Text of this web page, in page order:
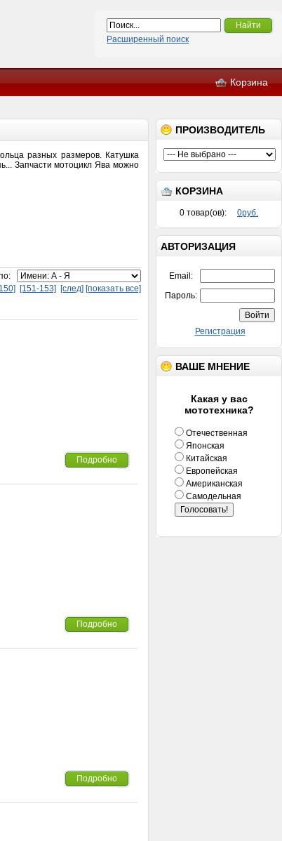
Найти
Расширенный поиск
Корзина
ПРОИЗВОДИТЕЛЬ
КОРЗИНА
0 товар(ов): 0руб.
АВТОРИЗАЦИЯ
Email:
Пароль:
Регистрация
ВАШЕ МНЕНИЕ
Какая у вас
мототехника?
Отечественная
Японская
Китайская
Европейская
Американская
Самодельная
разных размеров. Катушка
Запчасти мотоцикл Ява можно
[151-153] [след] [показать все]
Подробно
Подробно
Подробно